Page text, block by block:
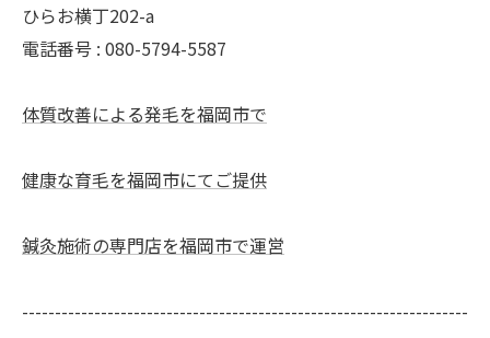
ひらお横丁202-a
電話番号 : 080-5794-5587
体質改善による発毛を福岡市で
健康な育毛を福岡市にてご提供
鍼灸施術の専門店を福岡市で運営
--------------------------------------------------------------------